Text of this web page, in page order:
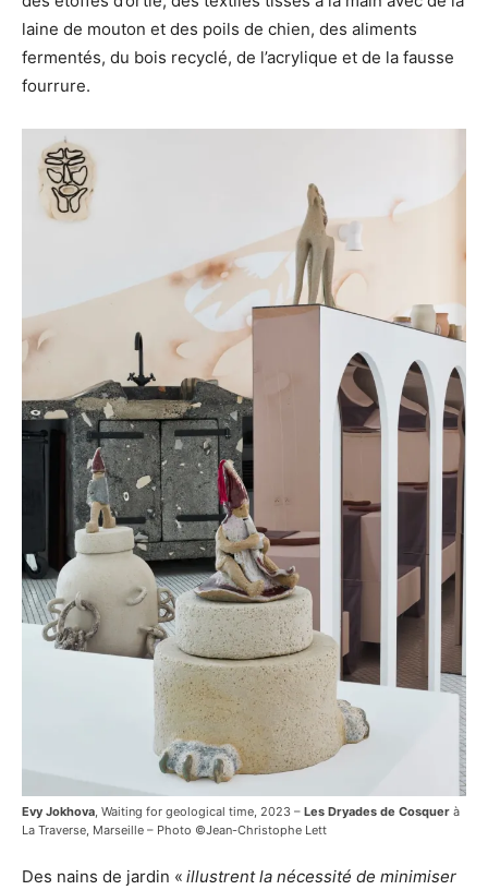
laine de mouton et des poils de chien, des aliments
fermentés, du bois recyclé, de l’acrylique et de la fausse
fourrure.
Evy Jokhova , Waiting for geological time, 2023 – Les Dryades de Cosquer à
La Traverse, Marseille – Photo ©Jean-Christophe Lett
Des nains de jardin « illustrent la nécessité de minimiser